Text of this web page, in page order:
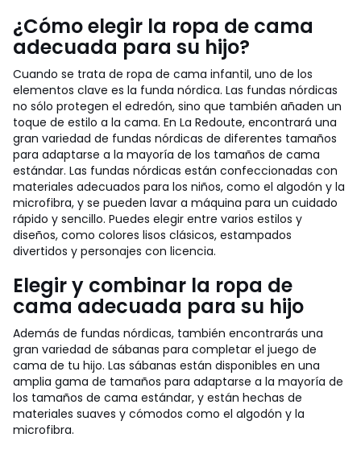
¿Cómo elegir la ropa de cama
adecuada para su hijo?
Cuando se trata de ropa de cama infantil, uno de los
elementos clave es la funda nórdica. Las fundas nórdicas
no sólo protegen el edredón, sino que también añaden un
toque de estilo a la cama. En La Redoute, encontrará una
gran variedad de fundas nórdicas de diferentes tamaños
para adaptarse a la mayoría de los tamaños de cama
estándar. Las fundas nórdicas están confeccionadas con
materiales adecuados para los niños, como el algodón y la
microfibra, y se pueden lavar a máquina para un cuidado
rápido y sencillo. Puedes elegir entre varios estilos y
diseños, como colores lisos clásicos, estampados
divertidos y personajes con licencia.
Elegir y combinar la ropa de
cama adecuada para su hijo
Además de fundas nórdicas, también encontrarás una
gran variedad de sábanas para completar el juego de
cama de tu hijo. Las sábanas están disponibles en una
amplia gama de tamaños para adaptarse a la mayoría de
los tamaños de cama estándar, y están hechas de
materiales suaves y cómodos como el algodón y la
microfibra.